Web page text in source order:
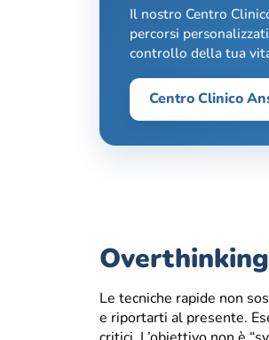
Il nostro Centro
percorsi
controllo della tua
Centro Clinico
Le tecniche rapide non
e riportarti al presente.